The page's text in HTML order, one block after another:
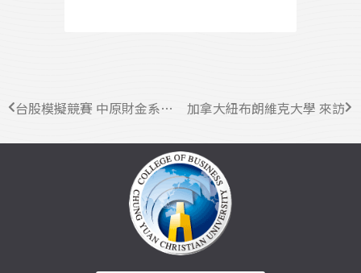
台股模擬競賽 中原財金系勇奪總決賽大贏家 加拿大紐布朗維克大學 來訪